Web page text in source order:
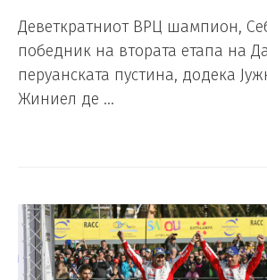
Деветкратниот ВРЦ шампион,
победник на втората етапа на
перуанската пустина, додека
Жиниел де …